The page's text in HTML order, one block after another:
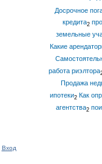
Досрочное
кредита2
земельные
Какие
работа риэлтора
Продажа
ипотеки2 Как
агентства2
Вход